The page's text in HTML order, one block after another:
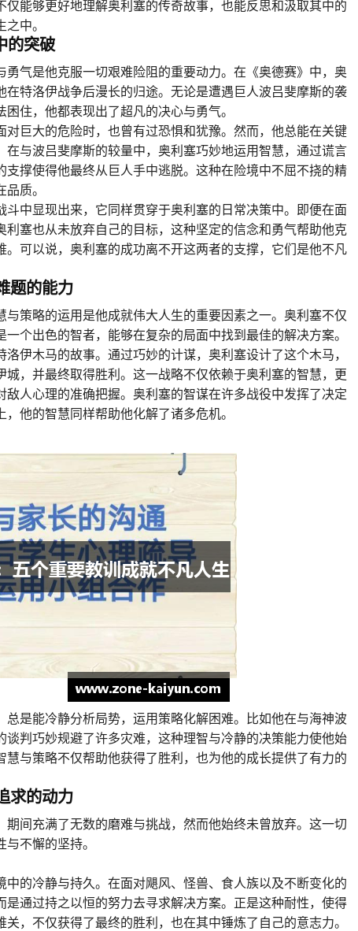
仅能够更好地理解奥利塞的传奇故事，也能反思和汲取其中的
中。
的突破
勇气是他克服一切艰难险阻的重要动力。在《奥德赛》中，奥
在特洛伊战争后漫长的归途。无论是遭遇巨人波吕斐摩斯的袭
住，他都表现出了超凡的决心与勇气。
对巨大的危险时，也曾有过恐惧和犹豫。然而，他总能在关键
在与波吕斐摩斯的较量中，奥利塞巧妙地运用智慧，通过谎言
支撑使得他最终从巨人手中逃脱。这种在险境中不屈不挠的精
质。
斗中显现出来，它同样贯穿于奥利塞的日常决策中。即便在面
利塞也从未放弃自己的目标，这种坚定的信念和勇气帮助他克
。可以说，奥利塞的成功离不开这两者的支撑，它们是他不凡
题的能力
与策略的运用是他成就伟大人生的重要因素之一。奥利塞不仅
个出色的智者，能够在复杂的局面中找到最佳的解决方案。
伊木马的故事。通过巧妙的计谋，奥利塞设计了这个木马，
城，并最终取得胜利。这一战略不仅依赖于奥利塞的智慧，更
敌人心理的准确把握。奥利塞的智谋在许多战役中发挥了决定
他的智慧同样帮助他化解了诸多危机。
总是能冷静分析局势，运用策略化解困难。比如他在与海神波
谈判巧妙规避了许多灾难，这种理智与冷静的决策能力使他始
慧与策略不仅帮助他获得了胜利，也为他的成长提供了有力的
求的动力
期间充满了无数的磨难与挑战，然而他始终未曾放弃。这一切
不懈的坚持。
中的冷静与持久。在面对飓风、怪兽、食人族以及不断变化的
是通过持之以恒的努力去寻求解决方案。正是这种耐性，使得
，不仅获得了最终的胜利，也在其中锤炼了自己的意志力。